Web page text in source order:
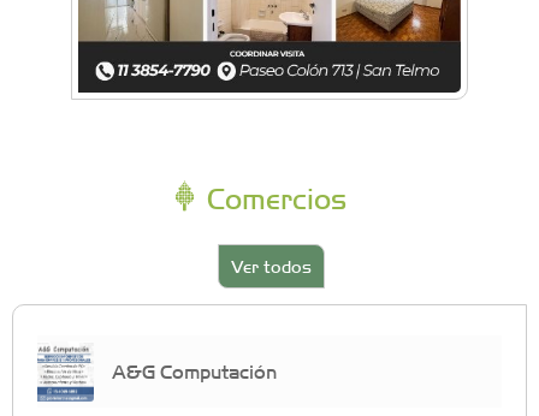
Comercios
Ver todos
A&G Computación